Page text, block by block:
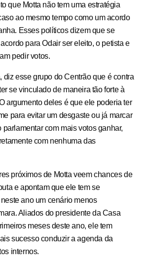
que Motta não tem uma estratégia
ao mesmo tempo como um acordo
Esses políticos dizem que se
para Odair ser eleito, o petista e
pedir votos.
diz esse grupo do Centrão que é contra
se vinculado de maneira tão forte à
argumento deles é que ele poderia ter
para evitar um desgaste ou já marcar
com mais votos ganhar,
com nenhuma das
próximos de Motta veem chances de
e apontam que ele tem se
ano um cenário menos
Aliados do presidente da Casa
meses deste ano, ele tem
sucesso conduzir a agenda da
internos.